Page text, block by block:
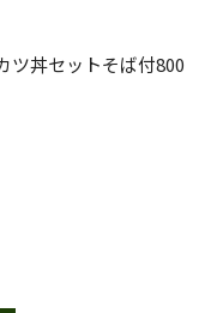
ツ丼セットそば付800